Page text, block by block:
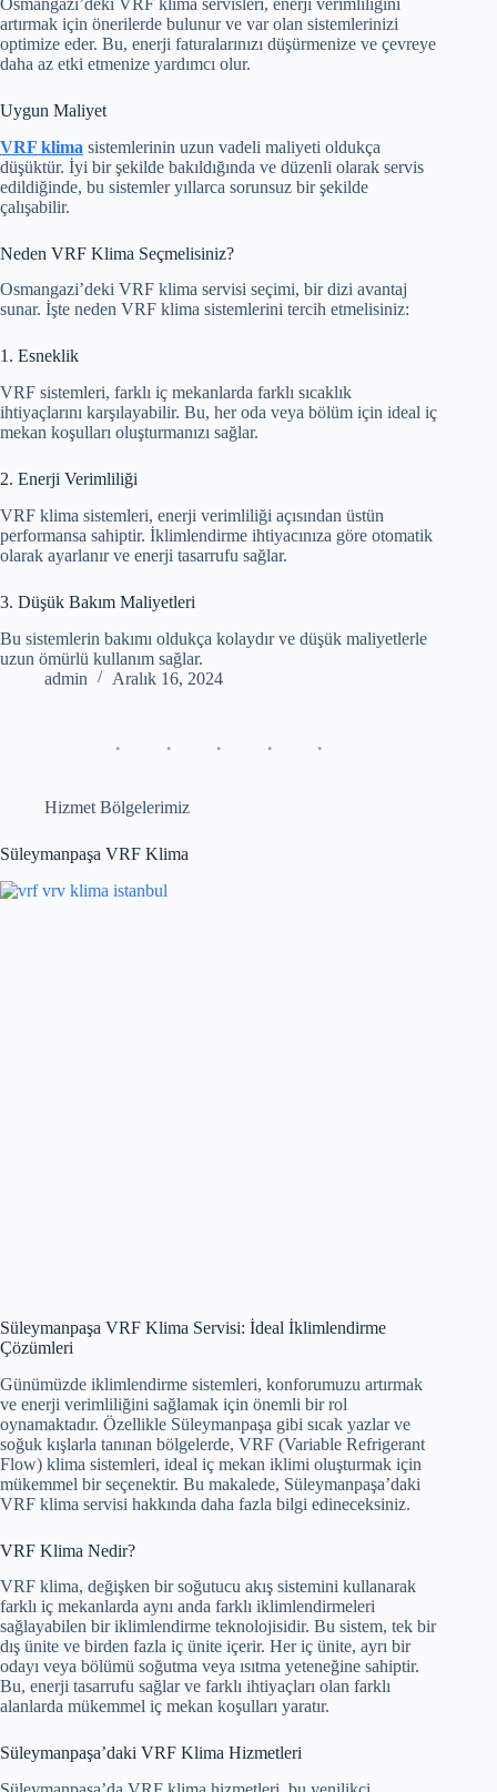
artırmak için önerilerde bulunur ve var olan sistemlerinizi
optimize eder. Bu, enerji faturalarınızı düşürmenize ve çevreye
daha az etki etmenize yardımcı olur.
Uygun Maliyet
VRF klima sistemlerinin uzun vadeli maliyeti oldukça
düşüktür. İyi bir şekilde bakıldığında ve düzenli olarak servis
edildiğinde, bu sistemler yıllarca sorunsuz bir şekilde
çalışabilir.
Neden VRF Klima Seçmelisiniz?
Osmangazi’deki VRF klima servisi seçimi, bir dizi avantaj
sunar. İşte neden VRF klima sistemlerini tercih etmelisiniz:
1. Esneklik
VRF sistemleri, farklı iç mekanlarda farklı sıcaklık
ihtiyaçlarını karşılayabilir. Bu, her oda veya bölüm için ideal iç
mekan koşulları oluşturmanızı sağlar.
2. Enerji Verimliliği
VRF klima sistemleri, enerji verimliliği açısından üstün
performansa sahiptir. İklimlendirme ihtiyacınıza göre otomatik
olarak ayarlanır ve enerji tasarrufu sağlar.
3. Düşük Bakım Maliyetleri
Bu sistemlerin bakımı oldukça kolaydır ve düşük maliyetlerle
uzun ömürlü kullanım sağlar.
admin
Aralık 16, 2024
Hizmet Bölgelerimiz
Süleymanpaşa VRF Klima
Süleymanpaşa VRF Klima Servisi: İdeal İklimlendirme
Çözümleri
Günümüzde iklimlendirme sistemleri, konforumuzu artırmak
ve enerji verimliliğini sağlamak için önemli bir rol
oynamaktadır. Özellikle Süleymanpaşa gibi sıcak yazlar ve
soğuk kışlarla tanınan bölgelerde, VRF (Variable Refrigerant
Flow) klima sistemleri, ideal iç mekan iklimi oluşturmak için
mükemmel bir seçenektir. Bu makalede, Süleymanpaşa’daki
VRF klima servisi hakkında daha fazla bilgi edineceksiniz.
VRF Klima Nedir?
VRF klima, değişken bir soğutucu akış sistemini kullanarak
farklı iç mekanlarda aynı anda farklı iklimlendirmeleri
sağlayabilen bir iklimlendirme teknolojisidir. Bu sistem, tek bir
dış ünite ve birden fazla iç ünite içerir. Her iç ünite, ayrı bir
odayı veya bölümü soğutma veya ısıtma yeteneğine sahiptir.
Bu, enerji tasarrufu sağlar ve farklı ihtiyaçları olan farklı
alanlarda mükemmel iç mekan koşulları yaratır.
Süleymanpaşa’daki VRF Klima Hizmetleri